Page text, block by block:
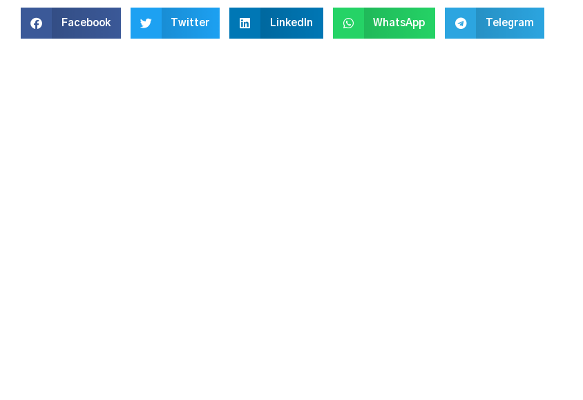
Facebook Twitter LinkedIn WhatsApp Telegram